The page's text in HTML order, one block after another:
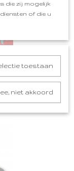
die zij mogelijk
of die u
toestaan
niet akkoord